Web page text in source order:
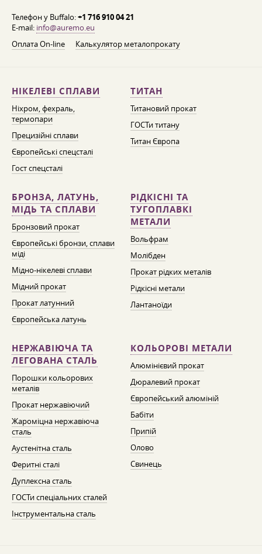
Телефон у Buffalo:+1 716 910 04 21
E-mail: info@auremo.eu
Оплата On-line
Калькулятор металопрокату
НІКЕЛЕВІ СПЛАВИ
Ніхром, фехраль,
термопари
Прецизійні сплави
Європейські спецсталі
Гост спецсталі
ТИТАН
Титановий прокат
ГОСТи титану
Титан Європа
БРОНЗА, ЛАТУНЬ,
МІДЬ ТА СПЛАВИ
Бронзовий прокат
Європейські бронзи, сплави
міді
Мідно-нікелеві сплави
Мідний прокат
Прокат латунний
Європейська латунь
РІДКІСНІ ТА
ТУГОПЛАВКІ
МЕТАЛИ
Вольфрам
Молібден
Прокат рідких металів
Рідкісні метали
Лантаноїди
НЕРЖАВІЮЧА ТА
ЛЕГОВАНА СТАЛЬ
Порошки кольорових
металів
Прокат нержавіючий
Жароміцна нержавіюча
сталь
Аустенітна сталь
Феритні сталі
Дуплексна сталь
ГОСТи спеціальних сталей
Інструментальна сталь
КОЛЬОРОВІ МЕТАЛИ
Алюмінієвий прокат
Дюралевий прокат
Європейський алюміній
Бабіти
Припій
Олово
Свинець